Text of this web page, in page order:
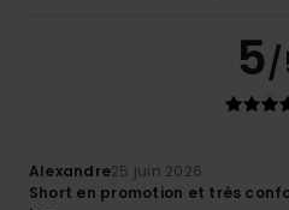
5/
Alexandre25 juin 2026
Short en promotion et très